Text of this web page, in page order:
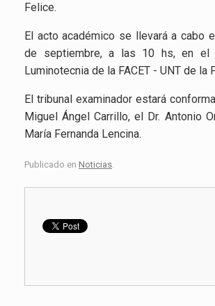
Felice.
El acto académico se llevará a cabo
de septiembre, a las 10 hs, en el
Luminotecnia de la FACET - UNT de la
El tribunal examinador estará
Miguel Ángel Carrillo, el Dr. Antonio
María Fernanda Lencina.
Publicado en Noticias